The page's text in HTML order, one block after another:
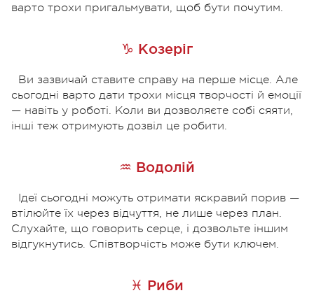
варто трохи пригальмувати, щоб бути почутим.
♑ Козеріг
Ви зазвичай ставите справу на перше місце. Але
сьогодні варто дати трохи місця творчості й емоції
— навіть у роботі. Коли ви дозволяєте собі сяяти,
інші теж отримують дозвіл це робити.
♒ Водолій
Ідеї сьогодні можуть отримати яскравий порив —
втілюйте їх через відчуття, не лише через план.
Слухайте, що говорить серце, і дозвольте іншим
відгукнутись. Співтворчість може бути ключем.
♓ Риби